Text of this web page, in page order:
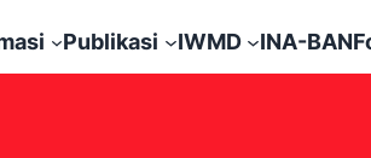
Publikasi IWMD INA-BAN